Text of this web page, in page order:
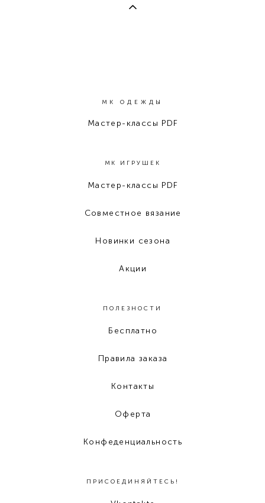
МК ОДЕЖДЫ
Мастер-классы PDF
МК ИГРУШЕК
Мастер-классы PDF
Совместное вязание
Новинки сезона
Акции
ПОЛЕЗНОСТИ
Бесплатнo
Правила заказа
Контакты
Оферта
Конфеденциальность
ПРИСОЕДИНЯЙТЕСЬ!